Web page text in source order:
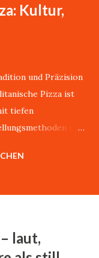
Kultur,
und Präzision
Pizza ist
tiefen
und
sprechen.
sagt:"Es gibt nur
Gerichts.
laut,